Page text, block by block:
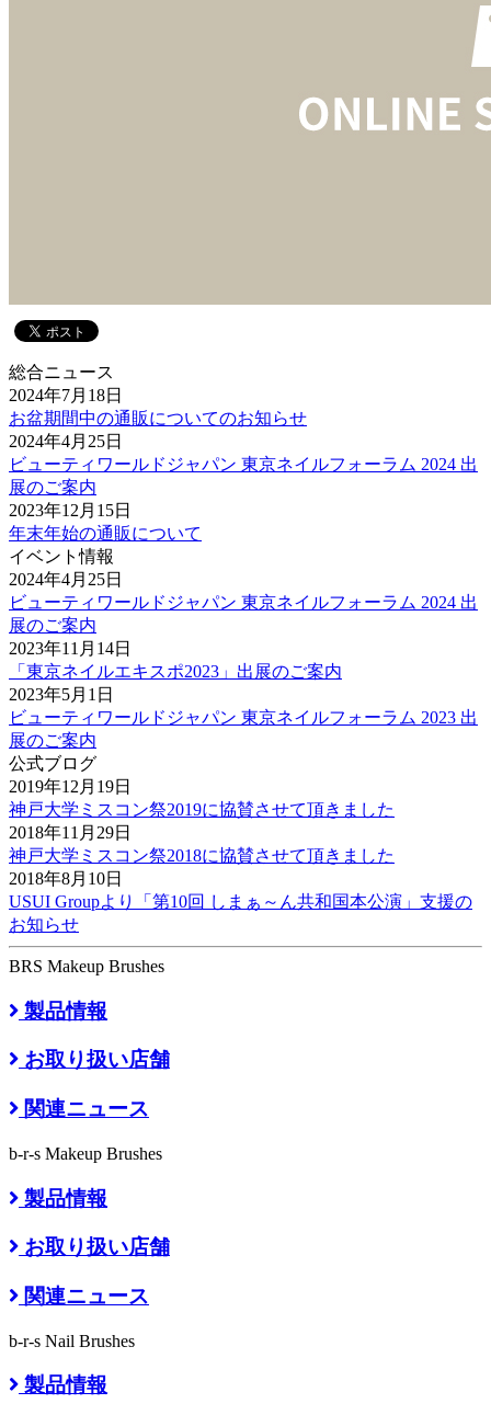
総合ニュース
2024年7月18日
お盆期間中の通販についてのお知らせ
2024年4月25日
ビューティワールドジャパン 東京ネイルフォーラム 2024 出
展のご案内
2023年12月15日
年末年始の通販について
イベント情報
2024年4月25日
ビューティワールドジャパン 東京ネイルフォーラム 2024 出
展のご案内
2023年11月14日
「東京ネイルエキスポ2023」出展のご案内
2023年5月1日
ビューティワールドジャパン 東京ネイルフォーラム 2023 出
展のご案内
公式ブログ
2019年12月19日
神戸大学ミスコン祭2019に協賛させて頂きました
2018年11月29日
神戸大学ミスコン祭2018に協賛させて頂きました
2018年8月10日
USUI Groupより「第10回 しまぁ～ん共和国本公演」支援の
お知らせ
BRS Makeup Brushes
製品情報
お取り扱い店舗
関連ニュース
b-r-s Makeup Brushes
製品情報
お取り扱い店舗
関連ニュース
b-r-s Nail Brushes
製品情報